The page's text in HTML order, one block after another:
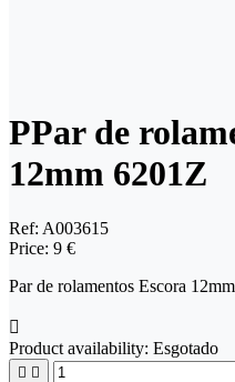
PPar de
12mm 6201Z
Ref: A003615
Price: 9 €
Par de rolamentos Escora

Product availability: Esgotado
 